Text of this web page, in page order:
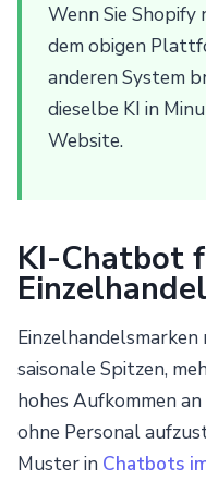
Wenn Sie Shopify
dem obigen
anderen System
dieselbe KI in
Website.
KI-Chatbot
Einzelhandel
saisonale Spitzen,
hohes Aufkommen
ohne Personal
Muster in Chatbots